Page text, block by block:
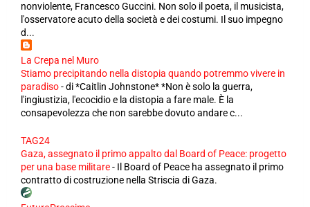
nonviolente, Francesco Guccini. Non solo il poeta, il musicista,
l'osservatore acuto della società e dei costumi. Il suo impegno
d...
La Crepa nel Muro
Stiamo precipitando nella distopia quando potremmo vivere in
paradiso-di *Caitlin Johnstone* *Non è solo la guerra,
l'ingiustizia, l'ecocidio e la distopia a fare male. È la
consapevolezza che non sarebbe dovuto andare c...
TAG24
Gaza, assegnato il primo appalto dal Board of Peace: progetto
per una base militare- Il Board of Peace ha assegnato il primo
contratto di costruzione nella Striscia di Gaza.